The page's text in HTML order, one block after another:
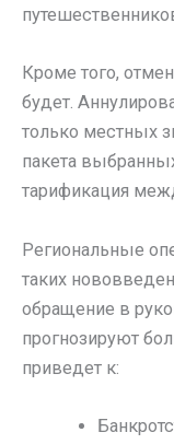
Кроме того,
будет.
только местных
пакета
тарификация
Региональные
таких
обращение в
прогнозируют
приведет к: